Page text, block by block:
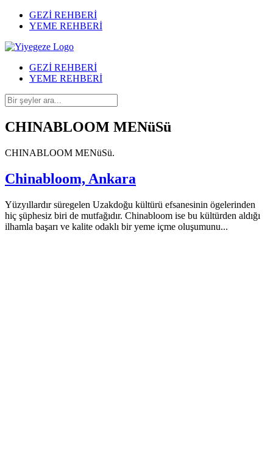
GEZİ REHBERİ
YEME REHBERİ
GEZİ REHBERİ
YEME REHBERİ
CHINABLOOM MENüSü
CHINABLOOM MENüSü.
Chinabloom, Ankara
Yüzyıllardır süregelen Uzakdoğu kültürü efsanesinin ögelerinden
hiç şüphesiz biri de mutfağıdır. Chinabloom ise bu kültürden aldığı
ilhamla başarı ve kalite odaklı bir yeme içme oluşumunu...